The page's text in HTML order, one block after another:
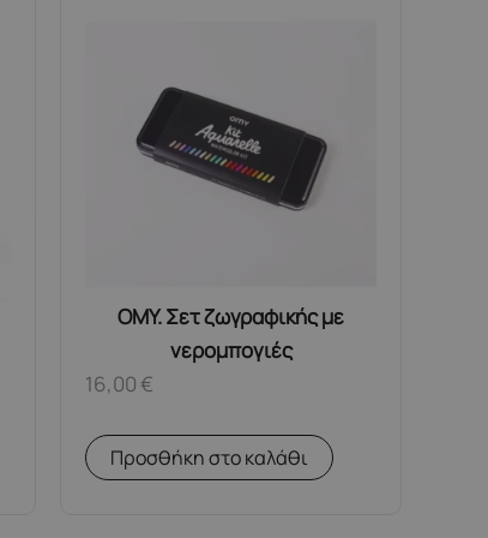
OMY. Σετ ζωγραφικής με
νερομπογιές
16,00€
Προσθήκη στο καλάθι